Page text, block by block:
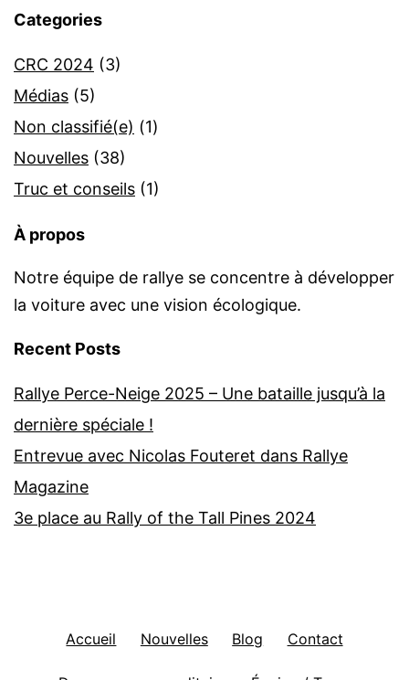
Categories
CRC 2024 (3)
Médias (5)
Non classifié(e) (1)
Nouvelles (38)
Truc et conseils (1)
À propos
Notre équipe de rallye se concentre à développer
la voiture avec une vision écologique.
Recent Posts
Rallye Perce-Neige 2025 – Une bataille jusqu’à la
dernière spéciale !
Entrevue avec Nicolas Fouteret dans Rallye
Magazine
3e place au Rally of the Tall Pines 2024
Accueil Nouvelles Blog Contact